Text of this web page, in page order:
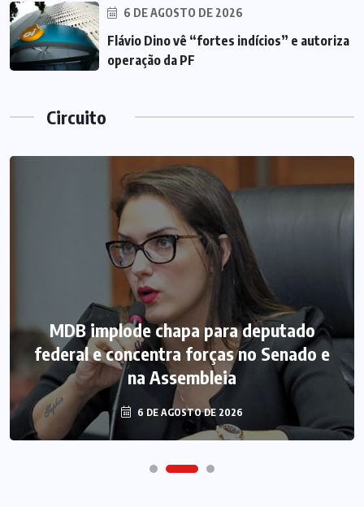
6 DE AGOSTO DE 2026
Flávio Dino vê “fortes indícios” e autoriza
operação da PF
Circuito
MDB implode chapa para deputado
federal e concentra forças no Senado e
na Assembleia
6 DE AGOSTO DE 2026